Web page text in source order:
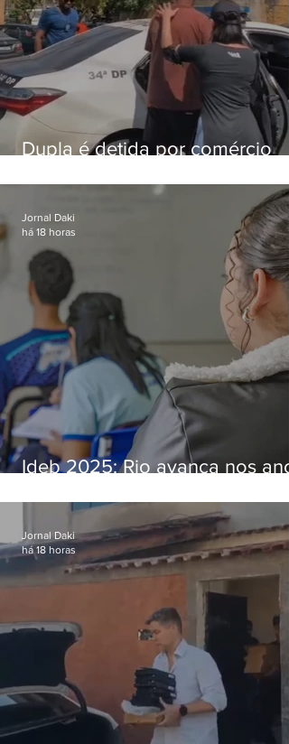
Dupla é detida por comércio
Bangu
Ideb 2025: Rio avança nos
nacional
Jornal Daki
há 18 horas
Jornal Daki
há 18 horas